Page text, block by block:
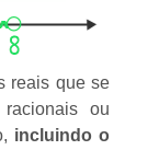
reais que se
racionais ou
incluindo o